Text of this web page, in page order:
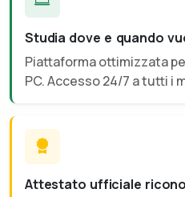
Studia dove e quando
Piattaforma ottimizzata
PC. Accesso 24/7 a tutti i
Attestato ufficiale